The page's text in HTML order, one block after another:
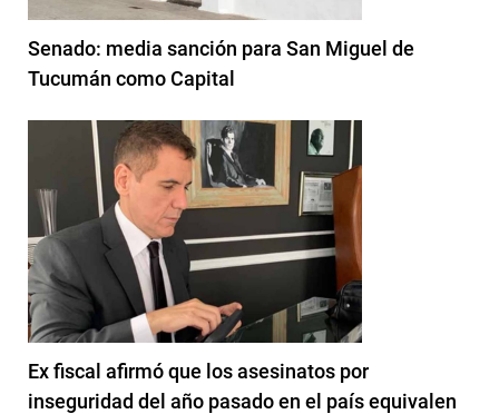
Senado: media sanción para San Miguel de
Tucumán como Capital
Ex fiscal afirmó que los asesinatos por
inseguridad del año pasado en el país equivalen